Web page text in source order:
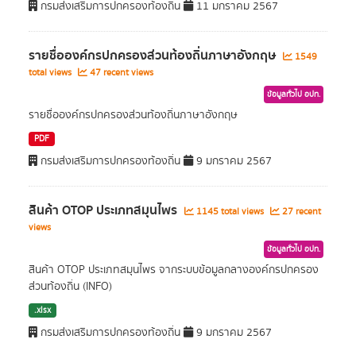
กรมส่งเสริมการปกครองท้องถิ่น 11 มกราคม 2567
รายชื่อองค์กรปกครองส่วนท้องถิ่นภาษาอังกฤษ
1549
total views
47 recent views
ข้อมูลทั่วไป อปท.
รายชื่อองค์กรปกครองส่วนท้องถิ่นภาษาอังกฤษ
PDF
กรมส่งเสริมการปกครองท้องถิ่น 9 มกราคม 2567
สินค้า OTOP ประเภทสมุนไพร 1145 total views
27 recent
views
ข้อมูลทั่วไป อปท.
สินค้า OTOP ประเภทสมุนไพร จากระบบข้อมูลกลางองค์กรปกครอง
ส่วนท้องถิ่น (INFO)
.xlsx
กรมส่งเสริมการปกครองท้องถิ่น 9 มกราคม 2567